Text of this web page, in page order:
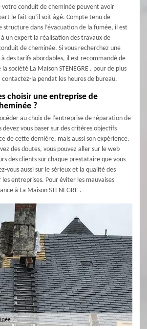
votre conduit de cheminée peuvent avoir
le fait qu’il soit âgé. Compte tenu de
structure dans l’évacuation de la fumée, il est
un expert la réalisation des travaux de
de cheminée. Si vous recherchez une
des tarifs abordables, il est recommandé de
société La Maison STENEGRE . pour de plus
la pendat les heures de bureau.
choisir une entreprise de
?
au choix de l’entreprise de réparation de
vous baser sur des critères objectifs
de cette dernière, mais aussi son expérience.
des doutes, vous pouvez aller sur le web
des clients sur chaque prestataire que vous
vous aussi sur le sérieux et la qualité des
les entreprises. Pour éviter les mauvaises
à La Maison STENEGRE .